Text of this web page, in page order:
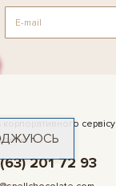
корпоративного сервісу
201 72 93